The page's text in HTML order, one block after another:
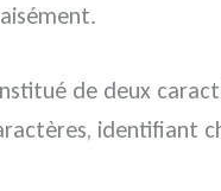
de deux
identifiant